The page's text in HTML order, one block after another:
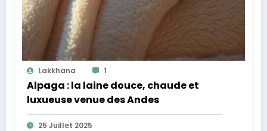
Lakkhana 1
Alpaga : la laine douce, chaude et
luxueuse venue des Andes
25 Juillet 2025